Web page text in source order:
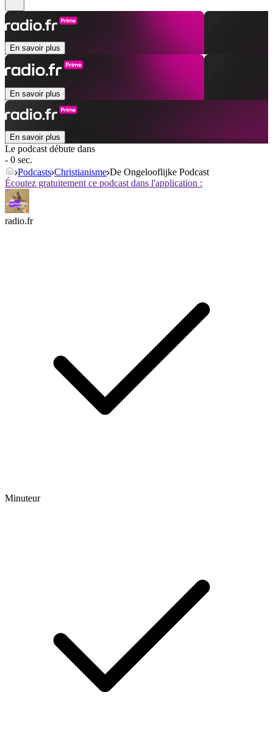
En savoir plus
En savoir plus
En savoir plus
Le podcast débute dans
- 0 sec.
Podcasts Christianisme De Ongelooflijke Podcast
Écoutez gratuitement ce podcast dans l'application :
radio.fr
Minuteur